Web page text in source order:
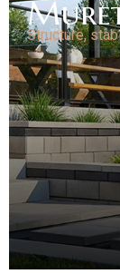
Structure,